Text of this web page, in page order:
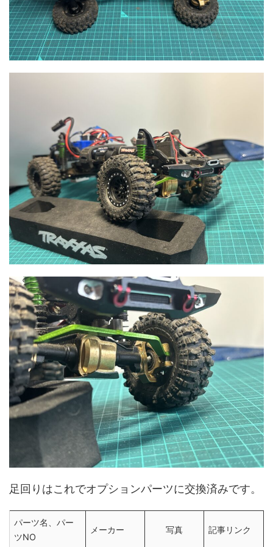
足回りはこれでオプションパーツに交換済みです。
パーツ名、パー
ツNO
メーカー 写真 記事リンク